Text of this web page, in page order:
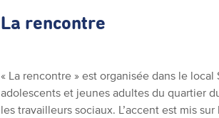
La rencontre
« La rencontre » est organisée dans le
adolescents et jeunes adultes du quartier
les travailleurs sociaux. L’accent est mis